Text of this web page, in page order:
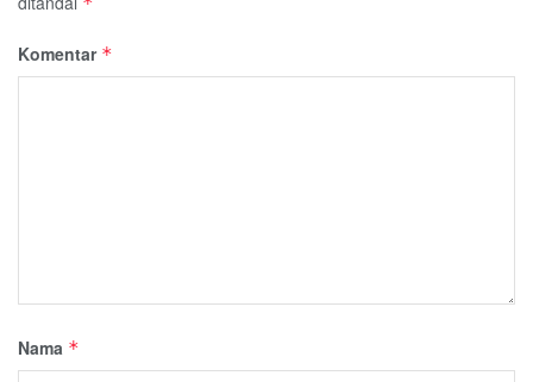
Komentar *
Nama *